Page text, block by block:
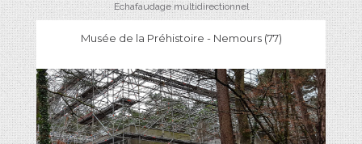
Echafaudage multidirectionnel
Musée de la Préhistoire - Nemours (77)